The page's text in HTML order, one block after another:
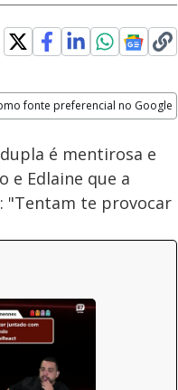
fonte preferencial no Google
é mentirosa e
e Edlaine que a
"Tentam te provocar